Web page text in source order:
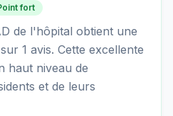
fort
de l'hôpital obtient une
1 avis. Cette excellente
haut niveau de
et de leurs